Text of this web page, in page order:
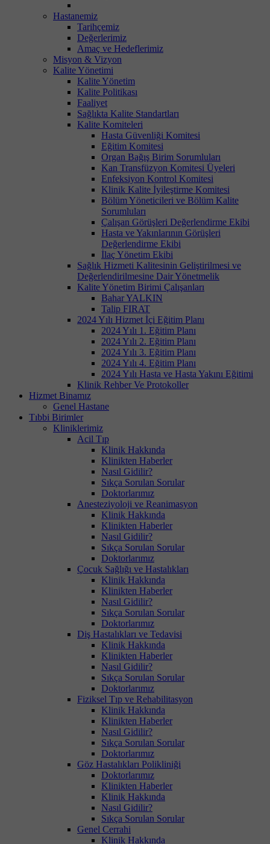
Hastanemiz
Tarihçemiz
Değerlerimiz
Amaç ve Hedeflerimiz
Misyon & Vizyon
Kalite Yönetimi
Kalite Yönetim
Kalite Politikası
Faaliyet
Sağlıkta Kalite Standartları
Kalite Komiteleri
Hasta Güvenliği Komitesi
Eğitim Komitesi
Organ Bağış Birim Sorumluları
Kan Transfüzyon Komitesi Üyeleri
Enfeksiyon Kontrol Komitesi
Klinik Kalite İyileştirme Komitesi
Bölüm Yöneticileri ve Bölüm Kalite
Sorumluları
Çalışan Görüşleri Değerlendirme Ekibi
Hasta ve Yakınlarının Görüşleri
Değerlendirme Ekibi
İlaç Yönetim Ekibi
Sağlık Hizmeti Kalitesinin Geliştirilmesi ve
Değerlendirilmesine Dair Yönetmelik
Kalite Yönetim Birimi Çalışanları
Bahar YALKIN
Talip FIRAT
2024 Yılı Hizmet İçi Eğitim Planı
2024 Yılı 1. Eğitim Planı
2024 Yılı 2. Eğitim Planı
2024 Yılı 3. Eğitim Planı
2024 Yılı 4. Eğitim Planı
2024 Yılı Hasta ve Hasta Yakını Eğitimi
Klinik Rehber Ve Protokoller
Hizmet Binamız
Genel Hastane
Tıbbi Birimler
Kliniklerimiz
Acil Tıp
Klinik Hakkında
Klinikten Haberler
Nasıl Gidilir?
Sıkça Sorulan Sorular
Doktorlarımız
Anesteziyoloji ve Reanimasyon
Klinik Hakkında
Klinikten Haberler
Nasıl Gidilir?
Sıkça Sorulan Sorular
Doktorlarımız
Çocuk Sağlığı ve Hastalıkları
Klinik Hakkında
Klinikten Haberler
Nasıl Gidilir?
Sıkça Sorulan Sorular
Doktorlarımız
Diş Hastalıkları ve Tedavisi
Klinik Hakkında
Klinikten Haberler
Nasıl Gidilir?
Sıkça Sorulan Sorular
Doktorlarımız
Fiziksel Tıp ve Rehabilitasyon
Klinik Hakkında
Klinikten Haberler
Nasıl Gidilir?
Sıkça Sorulan Sorular
Doktorlarımız
Göz Hastalıkları Polikliniği
Doktorlarımız
Klinikten Haberler
Klinik Hakkında
Nasıl Gidilir?
Sıkça Sorulan Sorular
Genel Cerrahi
Klinik Hakkında